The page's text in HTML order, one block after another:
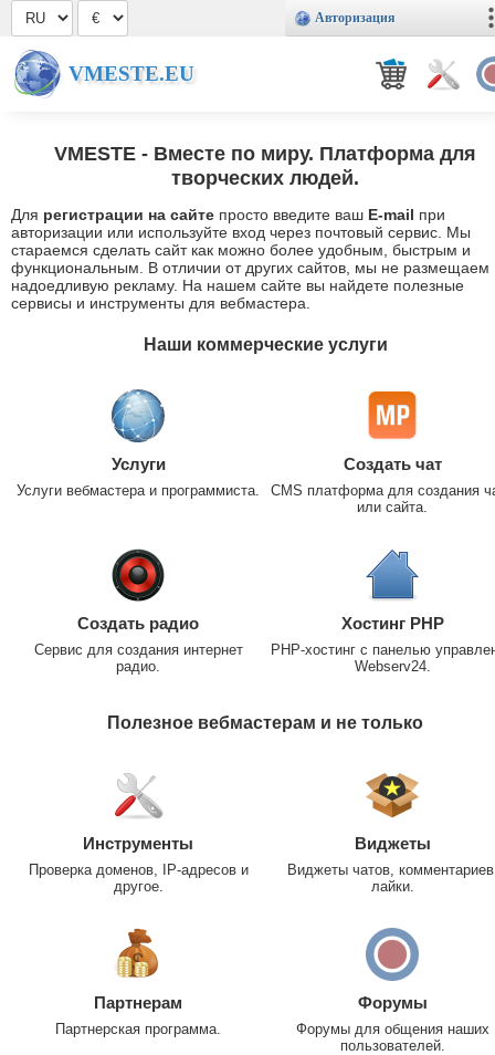
Авторизация
VMESTE.EU
VMESTE - Вместе по миру. Платформа для
творческих людей.
Для регистрации на сайте просто введите ваш E-mail при
авторизации или используйте вход через почтовый сервис. Мы
стараемся сделать сайт как можно более удобным, быстрым и
функциональным. В отличии от других сайтов, мы не размещаем
надоедливую рекламу. На нашем сайте вы найдете полезные
сервисы и инструменты для вебмастера.
Наши коммерческие услуги
Услуги
Услуги вебмастера и программиста.
Создать чат
CMS платформа для создания
или сайта.
Создать радио
Сервис для создания интернет
радио.
Хостинг PHP
PHP-хостинг с панелью
Webserv24.
Полезное вебмастерам и не только
Инструменты
Проверка доменов, IP-адресов и
другое.
Виджеты
Виджеты чатов,
лайки.
Партнерам
Партнерская программа.
Форумы
Форумы для общения наших
пользователей.